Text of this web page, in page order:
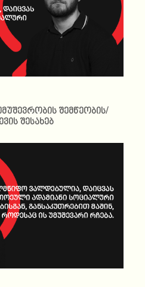
შემწეობის/
შესახებ